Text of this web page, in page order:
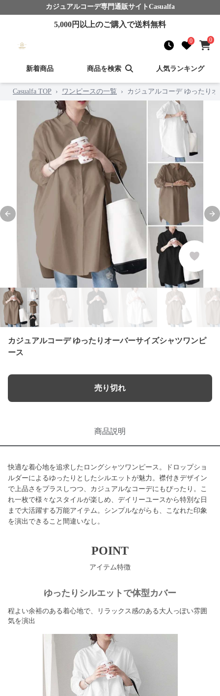
カジュアルコーデ専門通販サイト Casualfa
5,000円以上のご購入で送料無料
0 0
新着商品 商品を検索 人気ランキング
Casualfa TOP › ワンピースの一覧 › カジュアルコーデ ゆったり
Previous slide
カジュアルコーデ ゆったりオーバーサイズシャツワンピ
ース
売り切れ
商品説明
快適な着心地を追求したロングシャツワンピース。ドロップショ
ルダーによるゆったりとしたシルエットが魅力。襟付きデザイン
で上品さをプラスしつつ、カジュアルなコーデにもぴったり。こ
れ一枚で様々なスタイルが楽しめ、デイリーユースから特別な日
まで大活躍する万能アイテム。シンプルながらも、こなれた印象
を演出できること間違いなし。
POINT
アイテム特徴
ゆったりシルエットで体型カバー
程よい余裕のある着心地で、リラックス感のある大人っぽい雰囲
気を演出